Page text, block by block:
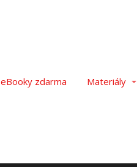
eBooky zdarma Materiály